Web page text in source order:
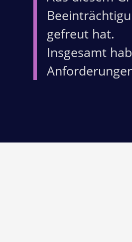
gefreut hat.
Insgesamt